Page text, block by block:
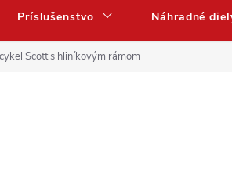
Príslušenstvo Náhradné
Scott s hliníkovým rámom